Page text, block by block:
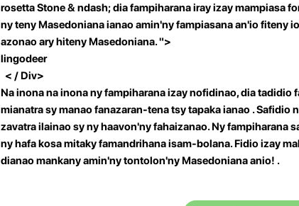
rosetta Stone& ndash; dia fampiharana iray izay mampiasa
ny teny Masedoniana ianao amin'ny fampiasana an'io fiteny
azonao ary hiteny Masedoniana. ">
lingodeer
< / Div>
Na inona na inona ny fampiharana izay nofidinao, dia tadidio
mianatra sy manao fanazaran-tena tsy tapaka ianao . Safidio
zavatra ilainao sy ny haavon'ny fahaizanao. Ny fampiharana
ny hafa kosa mitaky famandrihana isam-bolana. Fidio izay
dianao mankany amin'ny tontolon'ny Masedoniana anio! .